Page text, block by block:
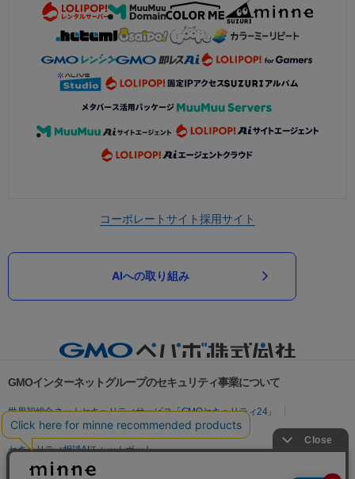
コーポレートサイト採用サイト
AIへの取り組み
GMOインターネットグループのセキュリティ事業について
世界初総合ネットセキュリティサービス「GMOセキュリティ24」
パスワード漏洩診断
Webサイトリスク診断
セキュリティ相談AIチャットボット
実在証明・盗聴対策